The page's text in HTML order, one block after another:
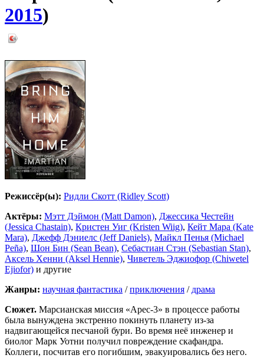
2015)
Режиссёр(ы): Ридли Скотт (Ridley Scott)
Актёры: Мэтт Дэймон (Matt Damon), Джессика Честейн
(Jessica Chastain), Кристен Уиг (Kristen Wiig), Кейт Мара (Kate
Mara), Джефф Дэниелс (Jeff Daniels), Майкл Пенья (Michael
Peña), Шон Бин (Sean Bean), Себастиан Стэн (Sebastian Stan),
Аксель Хенни (Aksel Hennie), Чиветель Эджиофор (Chiwetel
Ejiofor) и другие
Жанры: научная фантастика /приключения / драма
Сюжет. Марсианская миссия «Арес-3» в процессе работы
была вынуждена экстренно покинуть планету из-за
надвигающейся песчаной бури. Во время неё инженер и
биолог Марк Уотни получил повреждение скафандра.
Коллеги, посчитав его погибшим, эвакуировались без него.